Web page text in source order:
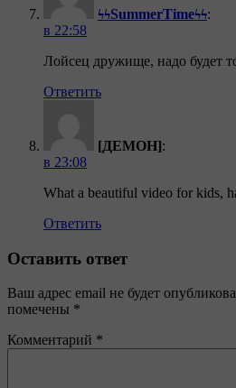
ϟϟSummerTimeϟϟ:
в 22:58
Лойсец дружище, надо будет
Ответить
[ДЕМОН]:
в 23:08
What a beautiful video for kids,
Ответить
Оставить ответ
Ваш адрес email не будет
помечены *
Комментарий *